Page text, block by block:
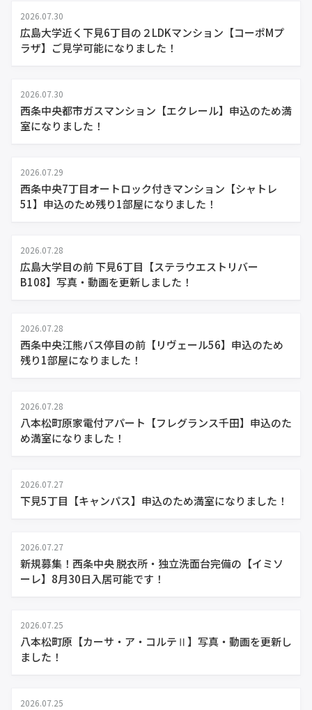
2026.07.30
広島大学近く下見6丁目の２LDKマンション【コーポMプ
ラザ】ご見学可能になりました！
2026.07.30
西条中央都市ガスマンション【エクレール】申込のため満
室になりました！
2026.07.29
西条中央7丁目オートロック付きマンション【シャトレ
51】申込のため残り1部屋になりました！
2026.07.28
広島大学目の前 下見6丁目【ステラウエストリバー
B108】写真・動画を更新しました！
2026.07.28
西条中央江熊バス停目の前【リヴェール56】申込のため
残り1部屋になりました！
2026.07.28
八本松町原家電付アパート【フレグランス千田】申込のた
め満室になりました！
2026.07.27
下見5丁目【キャンパス】申込のため満室になりました！
2026.07.27
新規募集！西条中央 脱衣所・独立洗面台完備の【イミソ
ーレ】8月30日入居可能です！
2026.07.25
八本松町原【カーサ・ア・コルテⅡ】写真・動画を更新し
ました！
2026.07.25